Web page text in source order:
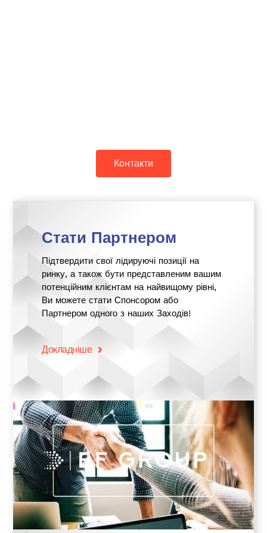
Контакти
Стати Партнером
Підтвердити свої лідируючі позиції на
ринку, а також бути представленим вашим
потенційним клієнтам на найвищому рівні,
Ви можете стати Спонсором або
Партнером одного з наших Заходів!
Докладніше